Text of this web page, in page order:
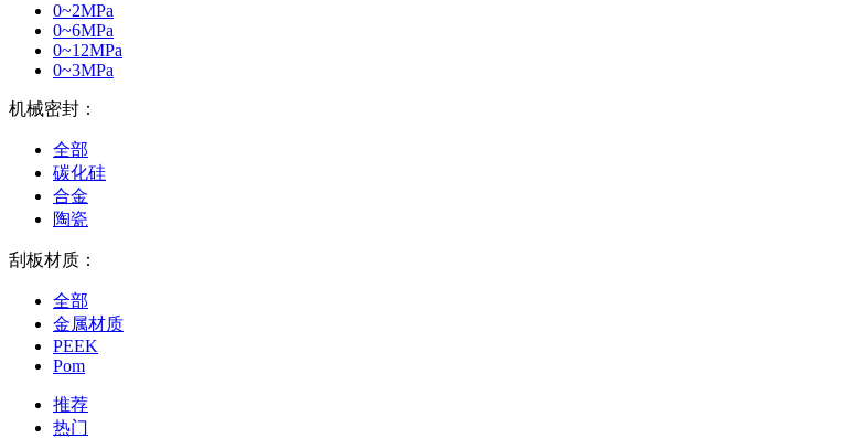
0~2MPa
0~6MPa
0~12MPa
0~3MPa
机械密封：
全部
碳化硅
合金
陶瓷
刮板材质：
全部
金属材质
PEEK
Pom
推荐
热门